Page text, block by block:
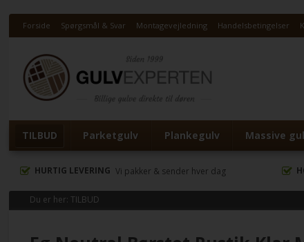
Forside Spørgsmål & Svar Montagevejledning Handelsbetingelser
TILBUD Parketgulv Plankegulv Massive
HURTIG LEVERING Vi pakker & sender hver dag
Du er her:TILBUD